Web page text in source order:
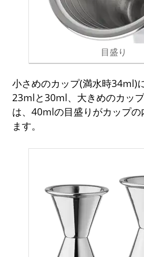
目盛り
小さめのカップ(満水時34ml)
23mlと30ml、大きめのカッ
は、40mlの目盛りがカップの
ます。